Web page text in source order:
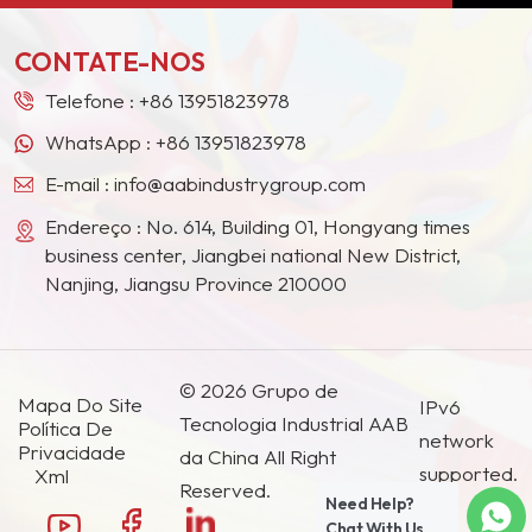
Europa, América do Norte, Oriente Médio,
países e regiões.
CONTATE-NOS
Telefone : +86 13951823978
WhatsApp : +86 13951823978
E-mail : info@aabindustrygroup.com
Endereço : No. 614, Building 01, Hongyang times
business center, Jiangbei national New District,
Nanjing, Jiangsu Province 210000
Mapa Do Site
Política De
Privacidade
Xml
© 2026 Grupo de
Tecnologia Industrial AAB
da China All Right
Reserved.
IPv6
network
supported.
Need Help?